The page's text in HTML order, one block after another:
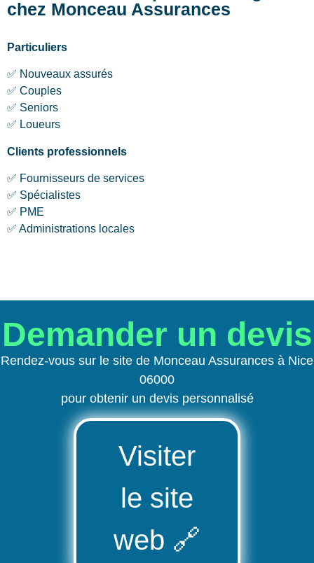
chez Monceau Assurances
Particuliers
✅ Nouveaux assurés
✅ Couples
✅ Seniors
✅ Loueurs
Clients professionnels
✅ Fournisseurs de services
✅ Spécialistes
✅ PME
✅ Administrations locales
Demander un devis
Rendez-vous sur le site de Monceau Assurances à Nice
06000
pour obtenir un devis personnalisé
Visiter
le site
web 🔗